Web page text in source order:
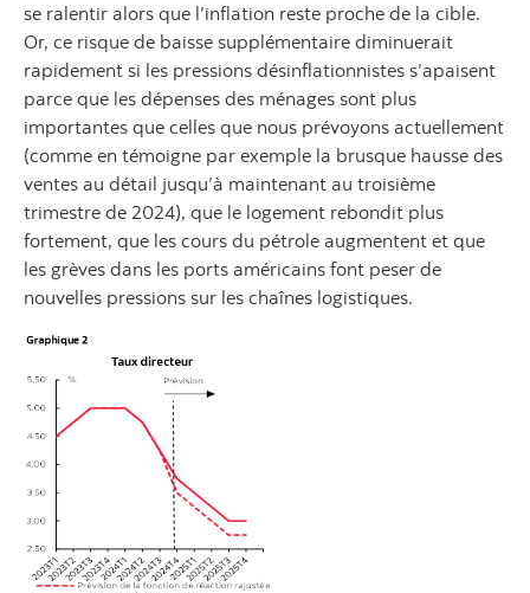
se ralentir alors que l’inflation reste proche de la cible.
Or, ce risque de baisse supplémentaire diminuerait
rapidement si les pressions désinflationnistes s’apaisent
parce que les dépenses des ménages sont plus
importantes que celles que nous prévoyons actuellement
(comme en témoigne par exemple la brusque hausse des
ventes au détail jusqu’à maintenant au troisième
trimestre de 2024), que le logement rebondit plus
fortement, que les cours du pétrole augmentent et que
les grèves dans les ports américains font peser de
nouvelles pressions sur les chaînes logistiques.